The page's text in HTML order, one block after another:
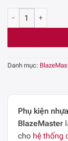
Nối CPVC
Danh mục:
Phụ kiện
BlazeMaster
cho hệ thống